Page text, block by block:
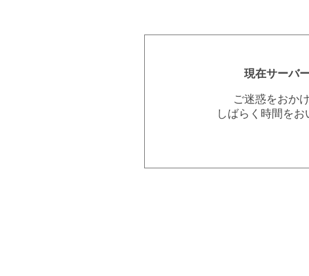
現在サーバ
ご迷惑をおか
しばらく時間を